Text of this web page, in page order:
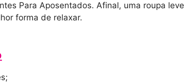
Para Aposentados. Afinal, uma roupa leve
forma de relaxar.